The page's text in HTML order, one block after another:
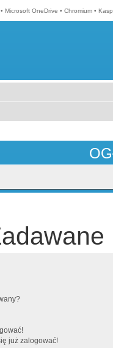
• Microsoft OneDrive • Chromium •
już zalogować!